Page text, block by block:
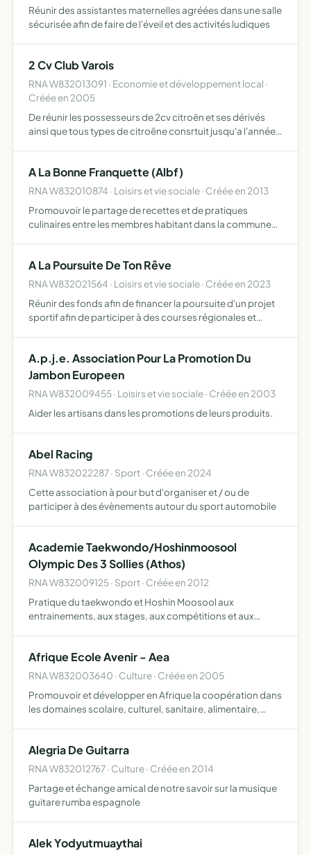
Réunir des assistantes maternelles agréées dans une salle
sécurisée afin de faire de l'éveil et des activités ludiques
2 Cv Club Varois
RNA W832013091 · Economie et développement local ·
Créée en 2005
De réunir les possesseurs de 2cv citroën et ses dérivés
ainsi que tous types de citroëne consrtuit jusqu'a l'année
A La Bonne Franquette (Albf)
RNA W832010874 · Loisirs et vie sociale · Créée en 2013
Promouvoir le partage de recettes et de pratiques
culinaires entre les membres habitant dans la commune
A La Poursuite De Ton Rêve
RNA W832021564 · Loisirs et vie sociale · Créée en 2023
Réunir des fonds afin de financer la poursuite d'un projet
sportif afin de participer à des courses régionales et
A.p.j.e. Association Pour La Promotion Du
Jambon Europeen
RNA W832009455 · Loisirs et vie sociale · Créée en 2003
Aider les artisans dans les promotions de leurs produits.
Abel Racing
RNA W832022287 · Sport · Créée en 2024
Cette association à pour but d'organiser et / ou de
participer à des évènements autour du sport automobile
Academie Taekwondo/Hoshinmoosool
Olympic Des 3 Sollies (Athos)
RNA W832009125 · Sport · Créée en 2012
Pratique du taekwondo et Hoshin Moosool aux
entrainements, aux stages, aux compétitions et aux
Afrique Ecole Avenir - Aea
RNA W832003640 · Culture · Créée en 2005
Promouvoir et développer en Afrique la coopération dans
les domaines scolaire, culturel, sanitaire, alimentaire,
Alegria De Guitarra
RNA W832012767 · Culture · Créée en 2014
Partage et échange amical de notre savoir sur la musique
guitare rumba espagnole
Alek Yodyutmuaythai